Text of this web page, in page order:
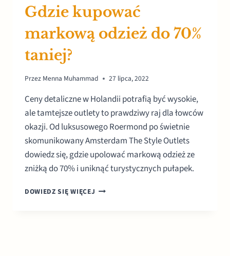
Gdzie kupować
markową odzież do 70%
taniej?
Przez Menna Muhammad 27 lipca, 2022
Ceny detaliczne w Holandii potrafią być wysokie,
ale tamtejsze outlety to prawdziwy raj dla łowców
okazji. Od luksusowego Roermond po świetnie
skomunikowany Amsterdam The Style Outlets
dowiedz się, gdzie upolować markową odzież ze
zniżką do 70% i uniknąć turystycznych pułapek.
DOWIEDZ SIĘ WIĘCEJ OUTLETY